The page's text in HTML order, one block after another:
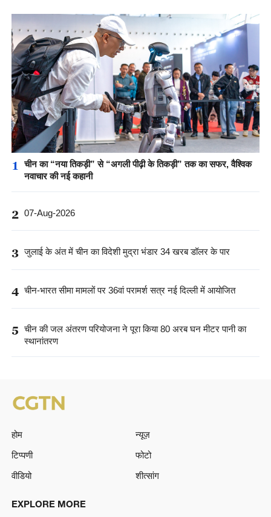
1
चीन का “नया तिकड़ी” से “अगली पीढ़ी के तिकड़ी” तक का सफर, वैश्विक
नवाचार की नई कहानी
2 07-Aug-2026
3 जुलाई के अंत में चीन का विदेशी मुद्रा भंडार 34 खरब डॉलर के पार
4 चीन-भारत सीमा मामलों पर 36वां परामर्श सत्र नई दिल्ली में आयोजित
5 चीन की जल अंतरण परियोजना ने पूरा किया 80 अरब घन मीटर पानी का
स्थानांतरण
होम
न्यूज़
टिप्पणी
फोटो
वीडियो
शीत्सांग
EXPLORE MORE